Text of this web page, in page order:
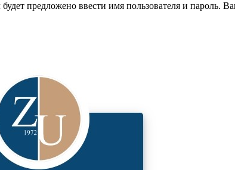
предложено ввести имя пользователя и пароль.